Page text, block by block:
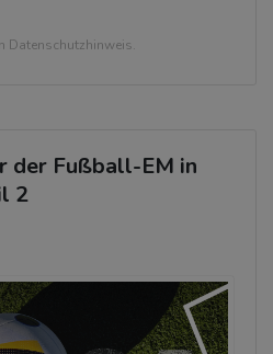
Datenschutzhinweis.
der Fußball-EM in
2